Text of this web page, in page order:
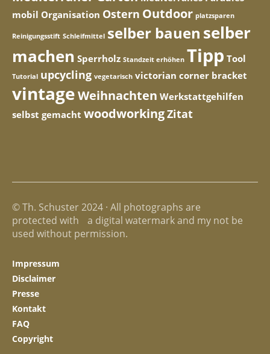
mobil Organisation Ostern Outdoor platzsparen
Reinigungsstift Schleifmittel selber bauen selber
machen Sperrholz Standzeit erhöhen Tipp Tool
Tutorial upcycling vegetarisch victorian corner bracket
vintageWeihnachten Werkstattgehilfen
selbst gemacht woodworkingZitat
© Th. Schuster 2024 · All photographs are
protected with a digital watermark and my not be
used without permission.
Impressum
Disclaimer
Presse
Kontakt
FAQ
Copyright